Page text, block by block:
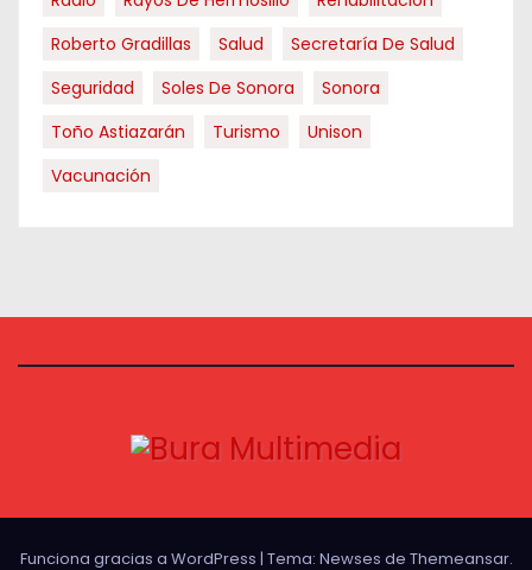
Roberto Gradillas
Salud
Secretaría De Salud
Seguridad
Soles De Sonora
Sonora
Toño Astiazarán
Turismo
Unison
Vacunación
Funciona gracias a WordPress | Tema: Newses de Themeansar.